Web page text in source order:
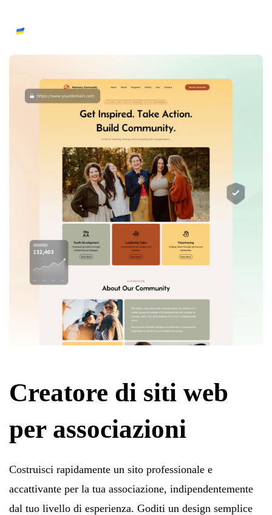
Creatore di siti web
per associazioni
Costruisci rapidamente un sito professionale e
accattivante per la tua associazione, indipendentemente
dal tuo livello di esperienza. Goditi un design semplice